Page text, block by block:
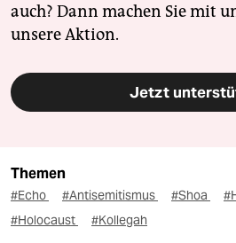
auch? Dann machen Sie mit
unsere Aktion.
Jetzt
Themen
#Echo #Antisemitismus #Shoa
#Holocaust
#Kollegah